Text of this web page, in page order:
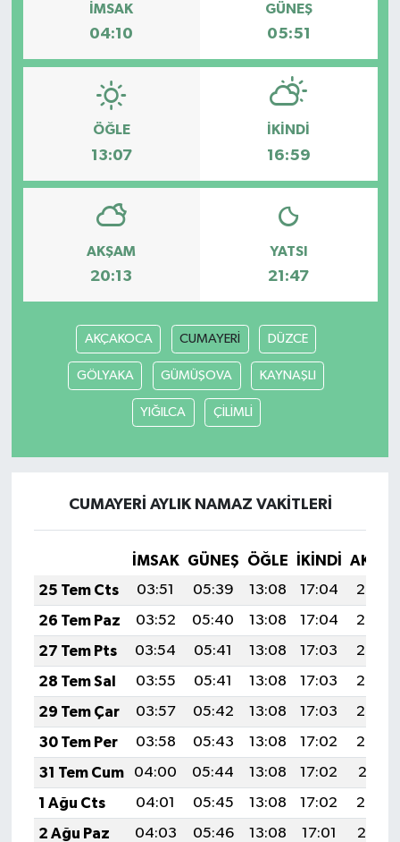
İMSAK
04:10
GÜNEŞ
05:51
ÖĞLE
13:07
İKINDI
16:59
AKŞAM
20:13
YATSI
21:47
AKÇAKOCA CUMAYERİ DÜZCE
GÖLYAKA GÜMÜŞOVA KAYNAŞLI
YIĞILCA ÇİLİMLİ
CUMAYERİ AYLIK NAMAZ VAKITLERI
İMSAK GÜNEŞ ÖĞLE İKINDI
25 Tem Cts
03:51 05:39 13:08 17:04
20:27
26 Tem Paz
03:52 05:40 13:08 17:04
20:26
27 Tem Pts
03:54 05:41 13:08 17:03
20:25
28 Tem Sal
03:55 05:41 13:08 17:03
20:24
29 Tem Çar
03:57 05:42 13:08 17:03
20:23
30 Tem Per
03:58 05:43 13:08 17:02
20:22
31 Tem Cum
04:00 05:44 13:08 17:02
20:21
1 Ağu Cts
04:01 05:45 13:08 17:02
20:20
2 Ağu Paz
04:03 05:46 13:08 17:01
20:19